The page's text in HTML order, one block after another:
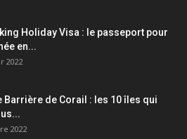
Holiday Visa : le passeport pour
en...
2022
Barrière de Corail : les 10 îles qui
2022